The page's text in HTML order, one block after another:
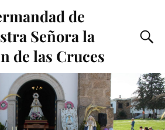
de
Señora la
de las Cruces